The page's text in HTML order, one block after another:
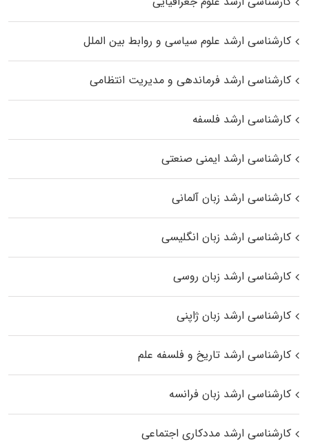
کارشناسی ارشد علوم سیاسی و روابط بین الملل
کارشناسی ارشد فرماندهی و مدیریت انتظامی
کارشناسی ارشد فلسفه
کارشناسی ارشد ایمنی صنعتی
کارشناسی ارشد زبان آلمانی
کارشناسی ارشد زبان انگلیسی
کارشناسی ارشد زبان روسی
کارشناسی ارشد زبان ژاپنی
کارشناسی ارشد تاریخ و فلسفه علم
کارشناسی ارشد زبان فرانسه
کارشناسی ارشد مددکاری اجتماعی